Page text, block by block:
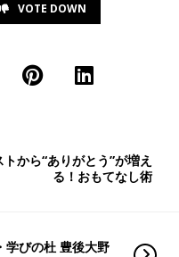
VOTE DOWN
から“ありがとう”が増え
る！おもてなし術
学びの杜 豊後大野